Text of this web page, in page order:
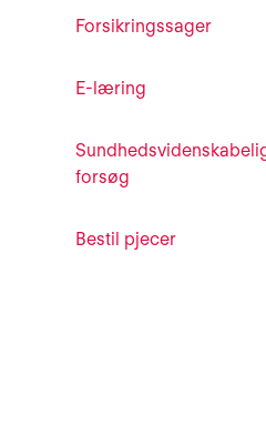
Forsikringssager
E-læring
forsøg
Bestil pjecer